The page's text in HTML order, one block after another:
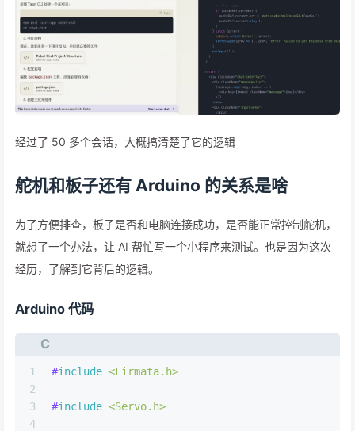
经过了 50 多个会话，大概搞清楚了它的逻辑
舵机和板子还有 Arduino 的关系是啥
为了方便排查，板子是否和电脑连接成功，是否能正常控制舵机，
就想了一个办法，让 AI 帮忙写一个小程序来测试。也是因为这次
经历，了解到它背后的逻辑。
Arduino 代码
C
1
2
3
4
#include <Firmata.h>
#include <Servo.h>